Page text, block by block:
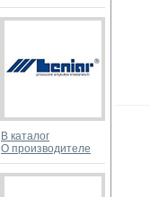
В каталог
О производителе